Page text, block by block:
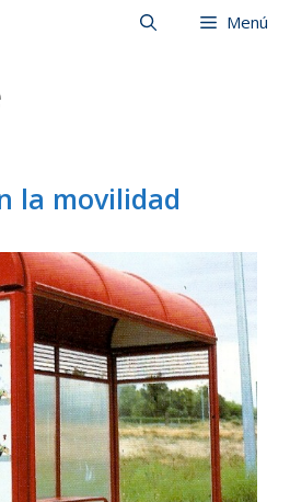
Menú
la movilidad